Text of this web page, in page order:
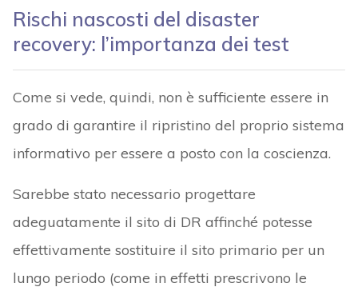
Rischi nascosti del disaster
recovery: l’importanza dei test
Come si vede, quindi, non è sufficiente essere in
grado di garantire il ripristino del proprio sistema
informativo per essere a posto con la coscienza.
Sarebbe stato necessario progettare
adeguatamente il sito di DR affinché potesse
effettivamente sostituire il sito primario per un
lungo periodo (come in effetti prescrivono le